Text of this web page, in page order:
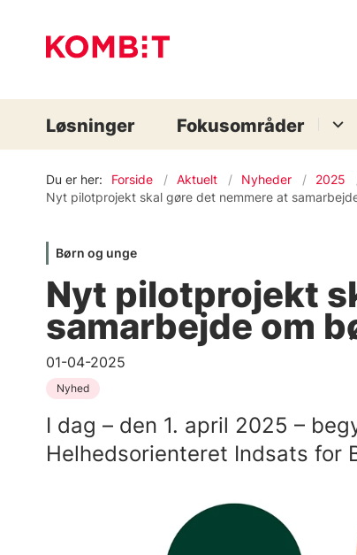
Løsninger Fokusområder
Du er her: Forside Aktuelt Nyheder 2025
Nyt pilotprojekt skal gøre det nemmere at
Børn og unge
Nyt pilotprojekt
samarbejde om
01-04-2025
Nyhed
I dag – den 1. april 2025 –
Helhedsorienteret Indsats for